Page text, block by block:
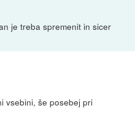
je treba spremenit in sicer
vsebini, še posebej pri